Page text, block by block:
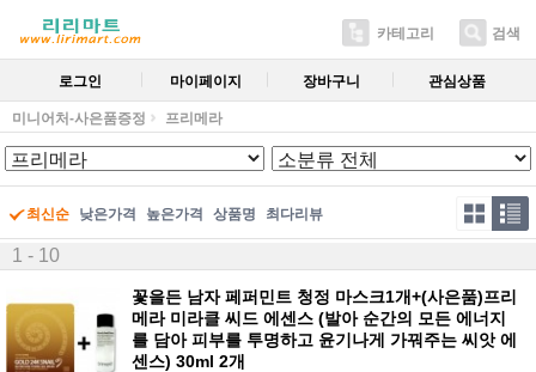
카테고리 검색
로그인 마이페이지 장바구니 관심상품
미니어처-사은품증정 프리메라
최신순 낮은가격 높은가격 상품명 최다리뷰
1 - 10
꽃을든 남자 페퍼민트 청정 마스크1개+(사은품)프리
메라 미라클 씨드 에센스 (발아 순간의 모든 에너지
를 담아 피부를 투명하고 윤기나게 가꿔주는 씨앗 에
센스) 30ml 2개